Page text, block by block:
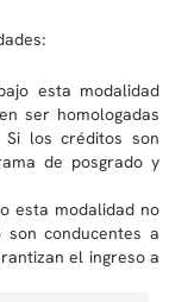
esta modalidad
ser homologadas
los créditos son
de posgrado y
esta modalidad no
conducentes a
el ingreso a